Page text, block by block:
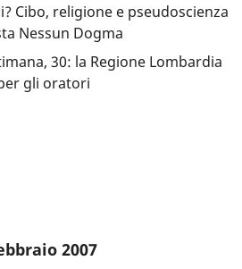
Cibo, religione e pseudoscienza
Nessun Dogma
30: la Regione Lombardia
gli oratori
2007